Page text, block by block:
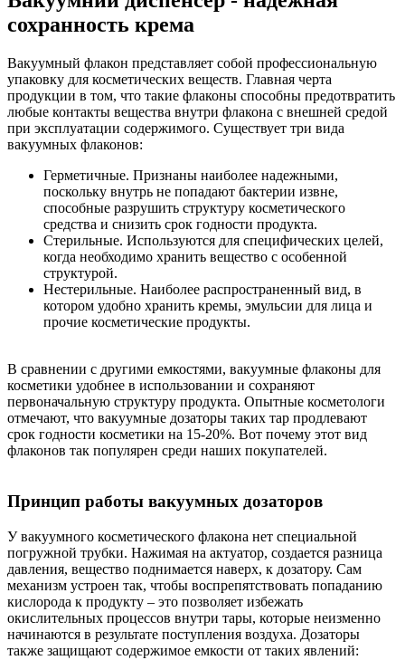
сохранность крема
Вакуумный флакон представляет собой профессиональную
упаковку для косметических веществ. Главная черта
продукции в том, что такие флаконы способны предотвратить
любые контакты вещества внутри флакона с внешней средой
при эксплуатации содержимого. Существует три вида
вакуумных флаконов:
Герметичные. Признаны наиболее надежными,
поскольку внутрь не попадают бактерии извне,
способные разрушить структуру косметического
средства и снизить срок годности продукта.
Стерильные. Используются для специфических целей,
когда необходимо хранить вещество с особенной
структурой.
Нестерильные. Наиболее распространенный вид, в
котором удобно хранить кремы, эмульсии для лица и
прочие косметические продукты.
В сравнении с другими емкостями, вакуумные флаконы для
косметики удобнее в использовании и сохраняют
первоначальную структуру продукта. Опытные косметологи
отмечают, что вакуумные дозаторы таких тар продлевают
срок годности косметики на 15-20%. Вот почему этот вид
флаконов так популярен среди наших покупателей.
Принцип работы вакуумных дозаторов
У вакуумного косметического флакона нет специальной
погружной трубки. Нажимая на актуатор, создается разница
давления, вещество поднимается наверх, к дозатору. Сам
механизм устроен так, чтобы воспрепятствовать попаданию
кислорода к продукту – это позволяет избежать
окислительных процессов внутри тары, которые неизменно
начинаются в результате поступления воздуха. Дозаторы
также защищают содержимое емкости от таких явлений: